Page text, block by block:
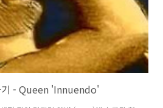
기 - Queen 'Innuendo'